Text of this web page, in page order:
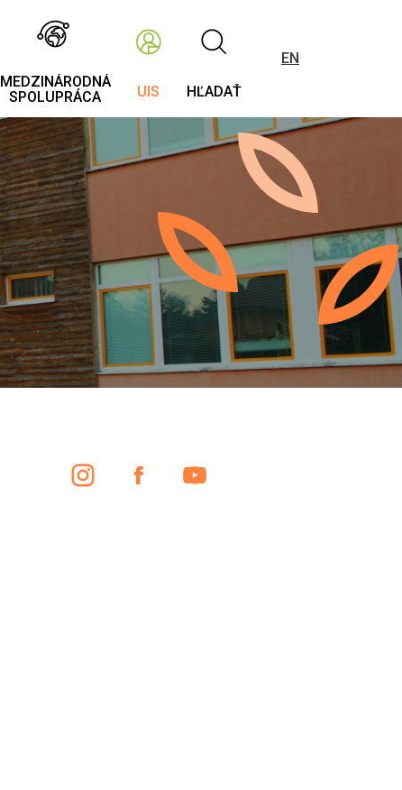
MEDZINÁRODNÁ
SPOLUPRÁCA
UIS HĽADAŤ
EN